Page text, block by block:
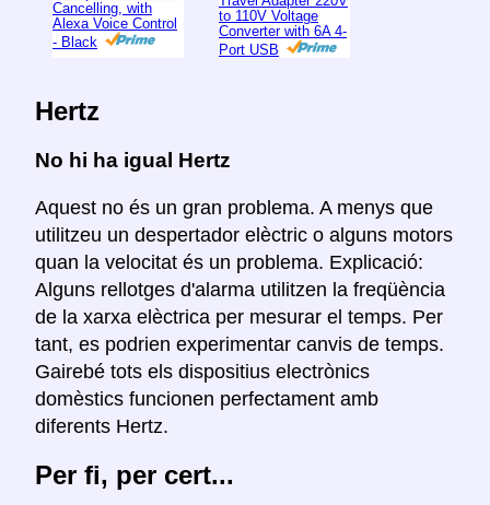
Cancelling, with
Alexa Voice Control
- Black
to 110V Voltage
Converter with 6A 4-
Port USB
Hertz
No hi ha igual Hertz
Aquest no és un gran problema. A menys que
utilitzeu un despertador elèctric o alguns motors
quan la velocitat és un problema. Explicació:
Alguns rellotges d'alarma utilitzen la freqüència
de la xarxa elèctrica per mesurar el temps. Per
tant, es podrien experimentar canvis de temps.
Gairebé tots els dispositius electrònics
domèstics funcionen perfectament amb
diferents Hertz.
Per fi, per cert...